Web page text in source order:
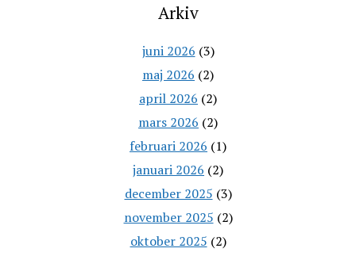
Arkiv
juni 2026 (3)
maj 2026 (2)
april 2026 (2)
mars 2026 (2)
februari 2026 (1)
januari 2026 (2)
december 2025 (3)
november 2025 (2)
oktober 2025 (2)